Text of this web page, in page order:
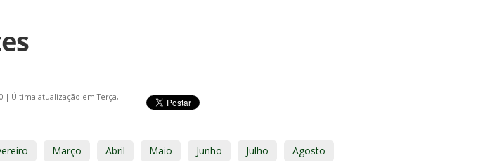
| Última atualização em Terça,
Março Abril Maio Junho Julho Agosto